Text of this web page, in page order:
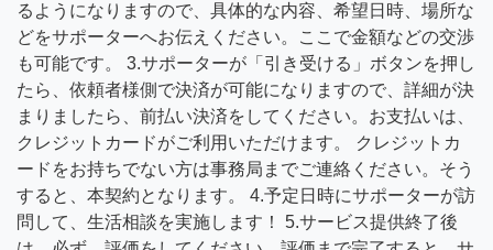
るようになりますので、具体的な内容、希望日時、場所な
どをサポーターへお伝えください。ここで金額などの交渉
も可能です。 3.サポーターが「引き受ける」ボタンを押し
たら、依頼者様側で決済が可能になりますので、詳細が決
まりましたら、前払い決済をしてください。お支払いは、
クレジットカードがご利用いただけます。 クレジットカ
ードをお持ちでない方は事務局までご連絡ください。そう
すると、本契約となります。 4.予定日時にサポーターが訪
問して、生活相談を実施します！ 5.サービス提供終了後